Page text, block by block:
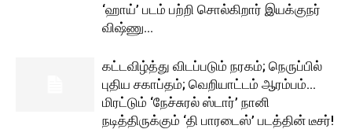
‘ஹாய்’ படம் பற்றி சொல்கிறார் இயக்குநர்
விஷ்ணு...
கட்டவிழ்த்து விடப்படும் நரகம்; நெருப்பில்
புதிய சகாப்தம்; வெறியாட்டம் ஆரம்பம்…
மிரட்டும் ‘நேச்சுரல் ஸ்டார்’ நானி
நடித்திருக்கும் ‘தி பாரடைஸ்’ படத்தின் டீசர்!